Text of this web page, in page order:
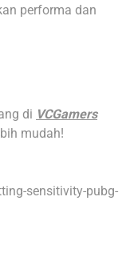
performa dan
di VCGamers
mudah!
sensitivity-pubg-